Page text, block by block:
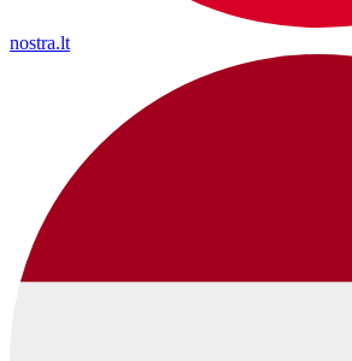
nostra.lt